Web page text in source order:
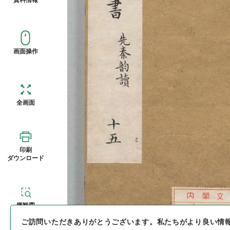
画面操作
全画面
印刷
ダウンロード
概観図
ご訪問いただきありがとうございます。 私たちがより良い情